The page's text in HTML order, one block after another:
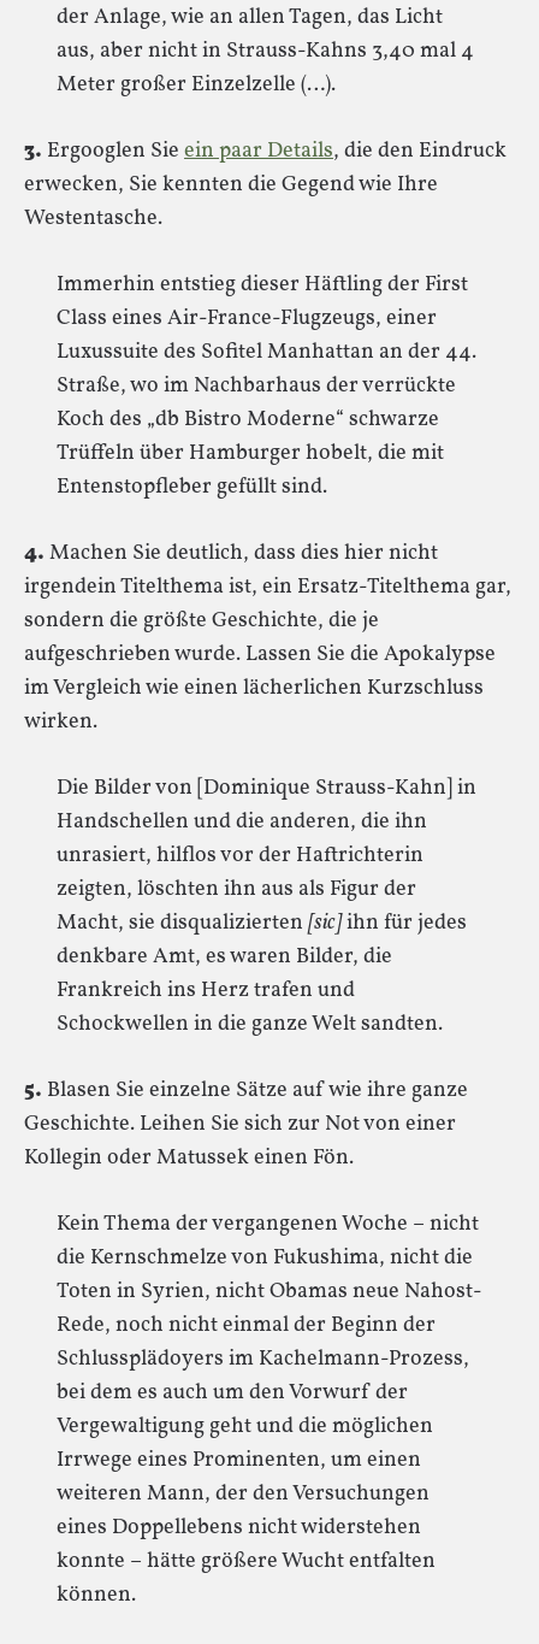
der Anlage, wie an allen Tagen, das Licht
aus, aber nicht in Strauss-Kahns 3,40 mal 4
Meter großer Einzelzelle (…).
3. Ergooglen Sie ein paar Details, die den Eindruck
erwecken, Sie kennten die Gegend wie Ihre
Westentasche.
Immerhin entstieg dieser Häftling der First
Class eines Air-France-Flugzeugs, einer
Luxussuite des Sofitel Manhattan an der 44.
Straße, wo im Nachbarhaus der verrückte
Koch des „db Bistro Moderne“ schwarze
Trüffeln über Hamburger hobelt, die mit
Entenstopfleber gefüllt sind.
4. Machen Sie deutlich, dass dies hier nicht
irgendein Titelthema ist, ein Ersatz-Titelthema gar,
sondern die größte Geschichte, die je
aufgeschrieben wurde. Lassen Sie die Apokalypse
im Vergleich wie einen lächerlichen Kurzschluss
wirken.
Die Bilder von [Dominique Strauss-Kahn] in
Handschellen und die anderen, die ihn
unrasiert, hilflos vor der Haftrichterin
zeigten, löschten ihn aus als Figur der
Macht, sie disqualizierten [sic]ihn für jedes
denkbare Amt, es waren Bilder, die
Frankreich ins Herz trafen und
Schockwellen in die ganze Welt sandten.
5. Blasen Sie einzelne Sätze auf wie ihre ganze
Geschichte. Leihen Sie sich zur Not von einer
Kollegin oder Matussek einen Fön.
Kein Thema der vergangenen Woche – nicht
die Kernschmelze von Fukushima, nicht die
Toten in Syrien, nicht Obamas neue Nahost-
Rede, noch nicht einmal der Beginn der
Schlussplädoyers im Kachelmann-Prozess,
bei dem es auch um den Vorwurf der
Vergewaltigung geht und die möglichen
Irrwege eines Prominenten, um einen
weiteren Mann, der den Versuchungen
eines Doppellebens nicht widerstehen
konnte – hätte größere Wucht entfalten
können.